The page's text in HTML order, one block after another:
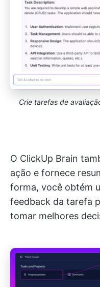
Crie tarefas de
O ClickUp Brain
ação e fornece
forma, você obtém
feedback da tarefa
tomar melhores